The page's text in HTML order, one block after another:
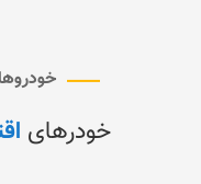
خودرهای